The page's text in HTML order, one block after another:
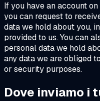
If you have an account
you can request to
data we hold about you,
provided to us. You can
personal data we hold
any data we are obliged
or security purposes.
Dove inviamo i